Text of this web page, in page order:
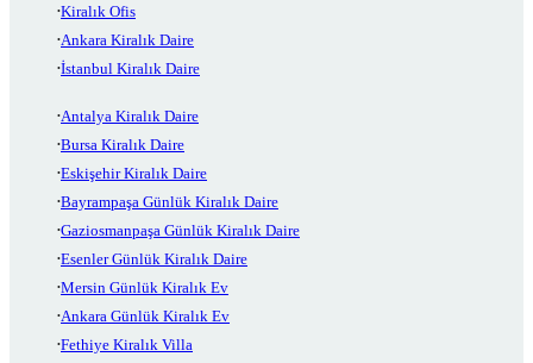
Kiralık Ofis
Ankara Kiralık Daire
İstanbul Kiralık Daire
Antalya Kiralık Daire
Bursa Kiralık Daire
Eskişehir Kiralık Daire
Bayrampaşa Günlük Kiralık Daire
Gaziosmanpaşa Günlük Kiralık Daire
Esenler Günlük Kiralık Daire
Mersin Günlük Kiralık Ev
Ankara Günlük Kiralık Ev
Fethiye Kiralık Villa